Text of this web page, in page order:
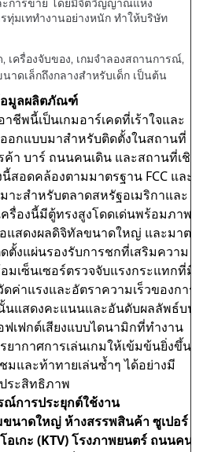
การขาย โดยมีจิตวิญญาณแห่ง
มเททำงานอย่างหนัก ทำให้บริษัท
, เครื่องจับของ, เกมจำลองสถานการณ์,
าดเล็กถึงกลางสำหรับเด็ก เป็นต้น
มูลผลิตภัณฑ์
ชีพนี้เป็นเกมอาร์เคดที่เร้าใจและ
อกแบบมาสำหรับติดตั้งในสถานที่
า บาร์ ถนนคนเดิน และสถานที่เชิง
สอดคล้องตามมาตรฐาน FCC และ
าะสำหรับตลาดสหรัฐอเมริกาและ
ครื่องนี้มีตู้ทรงสูงโดดเด่นพร้อมภาพ
สดงผลดิจิทัลขนาดใหญ่ และมาตร
ตั้งแผ่นรองรับการชกที่เสริมความ
มเซ็นเซอร์ตรวจจับแรงกระแทกที่มี
ค่าแรงและอัตราความเร็วของการ
นแสดงคะแนนและอันดับผลลัพธ์บน
เฟกต์เสียงแบบไดนามิกที่ทำงาน
ากาศการเล่นเกมให้เข้มข้นยิ่งขึ้น
มและท้าทายเล่นซ้ำๆ ได้อย่างมี
ประสิทธิภาพ
ณ์การประยุกต์ใช้งาน
ขนาดใหญ่ ห้างสรรพสินค้า ซูเปอร์
อเกะ (KTV) โรงภาพยนตร์ ถนนคน